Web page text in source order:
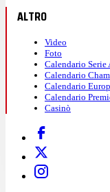
ALTRO
Video
Foto
Calendario Serie
Calendario
Calendario
Calendario
Casinò